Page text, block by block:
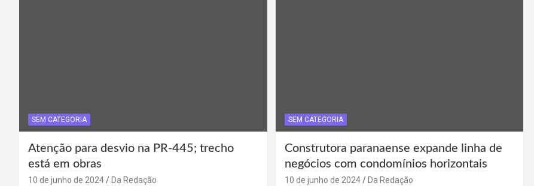
SEM CATEGORIA
Atenção para desvio na PR-445; trecho
está em obras
10 de junho de 2024
Da Redação
SEM CATEGORIA
Construtora paranaense expande linha de
negócios com condomínios horizontais
10 de junho de 2024
Da Redação